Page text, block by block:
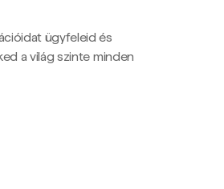
ügyfeleid és
a világ szinte minden